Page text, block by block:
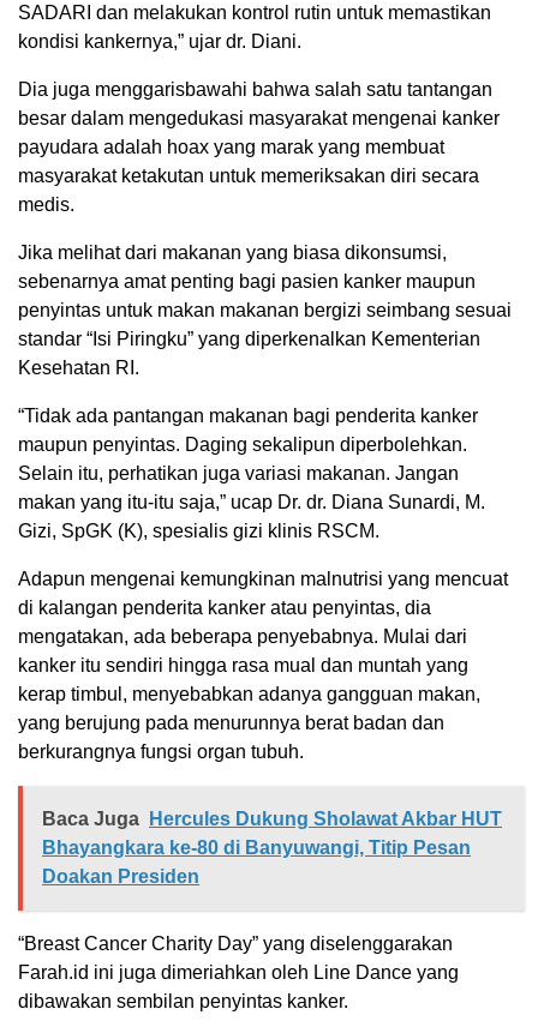
SADARI dan melakukan kontrol rutin untuk memastikan
kondisi kankernya,” ujar dr. Diani.
Dia juga menggarisbawahi bahwa salah satu tantangan
besar dalam mengedukasi masyarakat mengenai kanker
payudara adalah hoax yang marak yang membuat
masyarakat ketakutan untuk memeriksakan diri secara
medis.
Jika melihat dari makanan yang biasa dikonsumsi,
sebenarnya amat penting bagi pasien kanker maupun
penyintas untuk makan makanan bergizi seimbang sesuai
standar “Isi Piringku” yang diperkenalkan Kementerian
Kesehatan RI.
“Tidak ada pantangan makanan bagi penderita kanker
maupun penyintas. Daging sekalipun diperbolehkan.
Selain itu, perhatikan juga variasi makanan. Jangan
makan yang itu-itu saja,” ucap Dr. dr. Diana Sunardi, M.
Gizi, SpGK (K), spesialis gizi klinis RSCM.
Adapun mengenai kemungkinan malnutrisi yang mencuat
di kalangan penderita kanker atau penyintas, dia
mengatakan, ada beberapa penyebabnya. Mulai dari
kanker itu sendiri hingga rasa mual dan muntah yang
kerap timbul, menyebabkan adanya gangguan makan,
yang berujung pada menurunnya berat badan dan
berkurangnya fungsi organ tubuh.
Baca Juga
Hercules Dukung Sholawat Akbar HUT
Bhayangkara ke-80 di Banyuwangi, Titip Pesan
Doakan Presiden
“Breast Cancer Charity Day” yang diselenggarakan
Farah.id ini juga dimeriahkan oleh Line Dance yang
dibawakan sembilan penyintas kanker.